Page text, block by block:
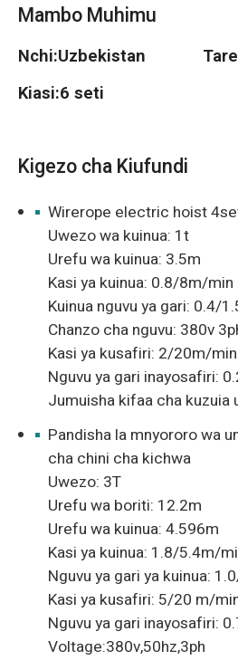
Mambo Muhimu
Nchi:Uzbekistan
Kiasi:6 seti
Kigezo cha Kiufundi
Wirerope electric hoist
Uwezo wa kuinua: 1t
Urefu wa kuinua: 3.5m
Kasi ya kuinua: 0.8/8m/
Kuinua nguvu ya gari: 0.4/
Chanzo cha nguvu: 380v
Kasi ya kusafiri: 2/20m/
Nguvu ya gari inayosafiri:
Jumuisha kifaa cha kuzuia
Pandisha la mnyororo wa
cha chini cha kichwa
Uwezo: 3T
Urefu wa boriti: 12.2m
Urefu wa kuinua: 4.596m
Kasi ya kuinua: 1.8/5.4m/
Nguvu ya gari ya kuinua:
Kasi ya kusafiri: 5/20 m/
Nguvu ya gari inayosafiri:
Voltage:380v,50hz,3ph